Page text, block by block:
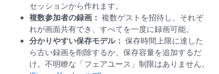
セッションから作れます。
複数参加者の録画： 複数ゲストを招待し、それぞ
れが画面共有でき、すべてを一度に録画可能。
分かりやすい保存モデル： 保存時間上限に達した
ら古い録画を削除するか、保存容量を追加するだ
け。不明瞭な「フェアユース」制限はありません。